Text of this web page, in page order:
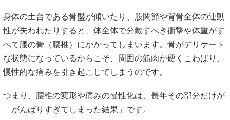
折）」も、変形を大きく進行させる要因です。
確かにこれらは引き金になりますが、本当の原因は、そうし
た骨の変形や過去の衝撃によって「腰の一部だけに負担が集
中し続けていること」にあります。
身体の土台である骨盤が傾いたり、股関節や背骨全体の連動
性が失われたりすると、体全体で分散すべき衝撃や体重がす